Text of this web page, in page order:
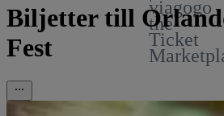
viagogo
the
Ticket
Biljetter till
Fest